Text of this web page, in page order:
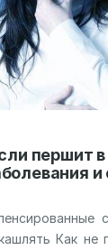
першит в
и
Как не